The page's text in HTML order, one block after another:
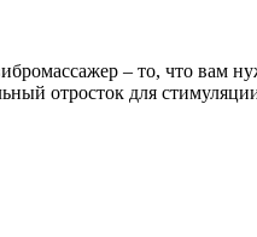
– то, что
отросток для